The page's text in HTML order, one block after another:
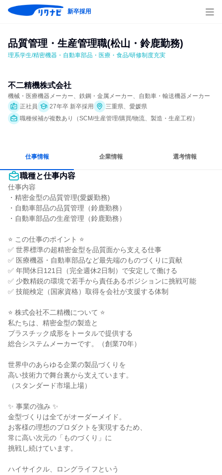
新卒採用
品質管理・生産管理職(松山・鈴鹿勤務)
理系学生/精密機器・自動車部品・医療・食品/研修制度充実
不二精機株式会社
機械・医療機器メーカー、鉄鋼・金属メーカー、自動車・輸送機器メーカー
正社員
27年卒 新卒採用
三重県、愛媛県
職種候補が複数あり（SCM/生産管理/購買/物流、製造・生産工程）
仕事情報 企業情報 選考情報
職種と仕事内容
仕事内容
・精密金型の品質管理(愛媛勤務)
・自動車部品の品質管理（鈴鹿勤務）
・自動車部品の生産管理（鈴鹿勤務）
⭐ この仕事のポイント ⭐
✅ 世界標準の超精密金型を品質面から支える仕事
✅ 医療機器・自動車部品など最先端のものづくりに貢献
✅ 年間休日121日（完全週休2日制）で安定して働ける
✅ 少数精鋭の環境で若手から責任あるポジションに挑戦可能
✅ 技能検定（国家資格）取得を会社が支援する体制
⭐ 株式会社不二精機について ⭐
私たちは、精密金型の製造と
プラスチック成形をトータルで提供する
総合システムメーカーです。（創業70年）
世界中のあらゆる企業の製品づくりを
高い技術力で舞台裏から支えています。
（スタンダード市場上場）
✨ 事業の強み ✨
金型づくりは全てがオーダーメイド。
お客様の理想のプロダクトを実現するため、
常に高い次元の「ものづくり」に
挑戦し続けています。
ハイサイクル、ロングライフという